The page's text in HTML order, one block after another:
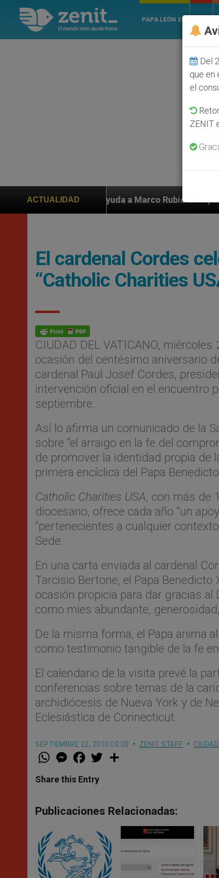
PAPA LEÓN XIV
ACTUALIDAD
ayuda a Marco Rubio ante persecución de colonos
El cardenal Cordes
“Catholic Charities
CIUDAD DEL VATICANO,
ocasión del centésimo aniversario
cardenal Paul Josef Cordes,
intervención oficial en el encuentro
septiembre.
Así lo afirma un comunicado de la
sobre “el arraigo en la fe del
de promover la identidad propia de
primera encíclica del Papa
Catholic Charities USA, con más de
diocesano, ofrece cada año “un
“pertenecientes a cualquier
Sede.
En una carta enviada al cardenal
Tarcisio Bertone, el Papa Benedicto
ocasión propicia para dar gracias
como mies abundante,
De la misma forma, el Papa anima
como testimonio tangible de la fe en
El calendario de la visita prevé la
conferencias sobre temas de la
archidiócesis de Nueva York y de
Eclesiástica de Connecticut.
SEPTIEMBRE 22, 2010 00:00 ZENIT STAFF
W
t
s
p
M
e
s
e
e
r
F
a
e
b
k
w
Share this Entry
Publicaciones Relacionadas:
Del
que en
el
ZENIT